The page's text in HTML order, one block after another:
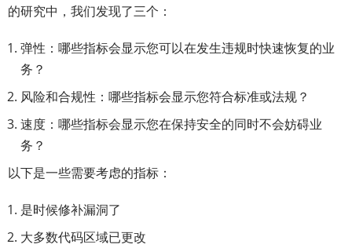
的研究中，我们发现了三个：
弹性：哪些指标会显示您可以在发生违规时快速恢复的业
务？
风险和合规性：哪些指标会显示您符合标准或法规？
速度：哪些指标会显示您在保持安全的同时不会妨碍业
务？
以下是一些需要考虑的指标：
是时候修补漏洞了
大多数代码区域已更改